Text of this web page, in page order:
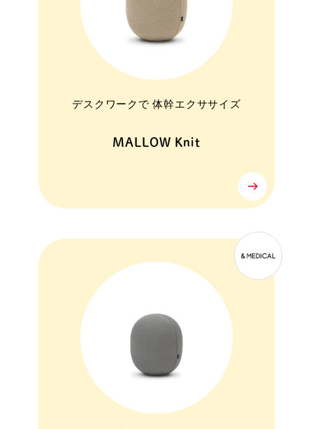
デスクワークで 体幹エクササイズ
MALLOW Knit